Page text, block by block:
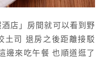
店」房間就可以看到野
土司 退房之後距離接駁
邊來吃午餐 也順道逛了